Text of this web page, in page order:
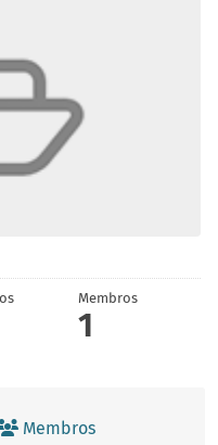
Membros
1
Membros